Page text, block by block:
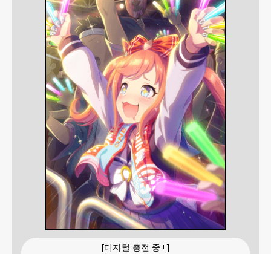
[디지털 충전 중+]